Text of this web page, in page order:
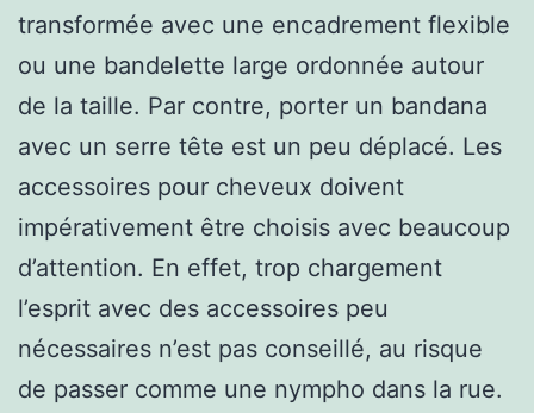
transformée avec une encadrement flexible
ou une bandelette large ordonnée autour
de la taille. Par contre, porter un bandana
avec un serre tête est un peu déplacé. Les
accessoires pour cheveux doivent
impérativement être choisis avec beaucoup
d’attention. En effet, trop chargement
l’esprit avec des accessoires peu
nécessaires n’est pas conseillé, au risque
de passer comme une nympho dans la rue.